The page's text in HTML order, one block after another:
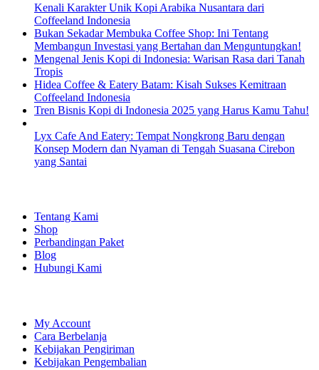
Kenali Karakter Unik Kopi Arabika Nusantara dari
Coffeeland Indonesia
Bukan Sekadar Membuka Coffee Shop: Ini Tentang
Membangun Investasi yang Bertahan dan Menguntungkan!
Mengenal Jenis Kopi di Indonesia: Warisan Rasa dari Tanah
Tropis
Hidea Coffee & Eatery Batam: Kisah Sukses Kemitraan
Coffeeland Indonesia
Tren Bisnis Kopi di Indonesia 2025 yang Harus Kamu Tahu!
Lyx Cafe And Eatery: Tempat Nongkrong Baru dengan
Konsep Modern dan Nyaman di Tengah Suasana Cirebon
yang Santai
Tentang Kami
Shop
Perbandingan Paket
Blog
Hubungi Kami
My Account
Cara Berbelanja
Kebijakan Pengiriman
Kebijakan Pengembalian